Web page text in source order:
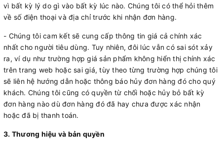
vì bất kỳ lý do gì vào bất kỳ lúc nào. Chúng tôi có thể hỏi thêm
về số điện thoại và địa chỉ trước khi nhận đơn hàng.
- Chúng tôi cam kết sẽ cung cấp thông tin giá cả chính xác
nhất cho người tiêu dùng. Tuy nhiên, đôi lúc vẫn có sai sót xảy
ra, ví dụ như trường hợp giá sản phẩm không hiển thị chính xác
trên trang web hoặc sai giá, tùy theo từng trường hợp chúng tôi
sẽ liên hệ hướng dẫn hoặc thông báo hủy đơn hàng đó cho quý
khách. Chúng tôi cũng có quyền từ chối hoặc hủy bỏ bất kỳ
đơn hàng nào dù đơn hàng đó đã hay chưa được xác nhận
hoặc đã bị thanh toán.
3. Thương hiệu và bản quyền